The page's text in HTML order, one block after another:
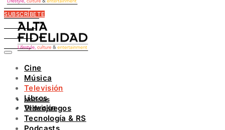
TWITTER
INSTAGRAM
PINTEREST
YOUTUBE
LINKEDIN
SUBSCRÍBETE
Cine
Música
Televisión
Libros
Videojuegos
Tecnología & RS
Noticias
Televisión